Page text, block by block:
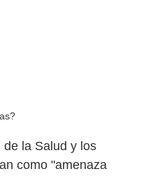
la Salud y los
como "amenaza